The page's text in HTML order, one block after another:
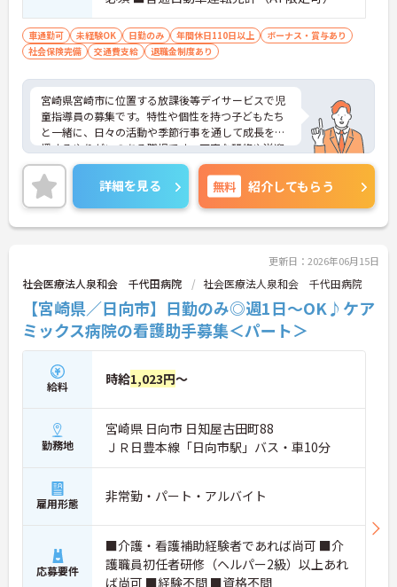
＜全国展開の強みを活かした多彩なキャリア＞
・現場での経験を活かして将来はマネジメント職へ
も挑戦可能です
に深められます
・ご自身の希望に合わせた柔軟な働き方が相談でき
腰を据えて働けます
車通勤可 未経験OK 日勤のみ 年間休日110日以上
ボーナス・賞与あり
社会保険完備
交通費支給 退職金制度あり
宮崎県宮崎市に位置する放課後等デイサービスで児
童指導員の募集です。特性や個性を持つ子どもたち
と一緒に、日々の活動や季節行事を通して成長を支
援するやりがいのある職場です。丁寧な研修や送迎
研修が用意されているため、安心して業務に取り組
むことができます。また、残業は月平均1時間程度と
非常に少なく、ワークライフバランスを重視した働
き方が可能です。定期的な研修や管理職との面談を
通じて、支援力の向上や働きやすい環境づくりにも
託児施設の利用も可能で、長く働きやすい体制が整
っています。ご興味のある方には、面接対策ポイン
トなどさらに詳細をお話いたしますので、お気軽に
ご相談ください。
詳細を見る 無料 紹介してもらう
更新日：2026年06月15日
社会医療法人泉和会 千代田病院 社会医療法人泉和会 千代田病院
【宮崎県／日向市】日勤のみ◎週1日～OK♪ケア
ミックス病院の看護助手募集＜パート＞
給料 時給1,023円～
勤務地
宮崎県 日向市 日知屋古田町88
ＪＲ日豊本線「日向市駅」バス・車10分
雇用形態 非常勤・パート・アルバイト
応募要件
■介護・看護補助経験者であれば尚可 ■介
護職員初任者研修（ヘルパー2級）以上あれ
ば尚可 ■経験不問 ■資格不問